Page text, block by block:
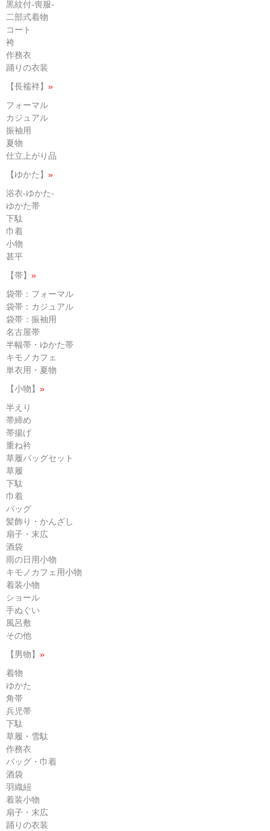
黒紋付-喪服-
二部式着物
コート
袴
作務衣
踊りの衣装
【長襦袢】 »
フォーマル
カジュアル
振袖用
夏物
仕立上がり品
【ゆかた】 »
浴衣-ゆかた-
ゆかた帯
下駄
巾着
小物
甚平
【帯】 »
袋帯：フォーマル
袋帯：カジュアル
袋帯：振袖用
名古屋帯
半幅帯・ゆかた帯
キモノカフェ
単衣用・夏物
【小物】 »
半えり
帯締め
帯揚げ
重ね衿
草履バッグセット
草履
下駄
巾着
バッグ
髪飾り・かんざし
扇子・末広
酒袋
雨の日用小物
キモノカフェ用小物
着装小物
ショール
手ぬぐい
風呂敷
その他
【男物】 »
着物
ゆかた
角帯
兵児帯
下駄
草履・雪駄
作務衣
バッグ・巾着
酒袋
羽織紐
着装小物
扇子・末広
踊りの衣装